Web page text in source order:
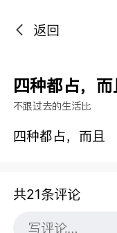
返回
四种都占，而
不跟过去的生活比
四种都占，而且
共21条评论